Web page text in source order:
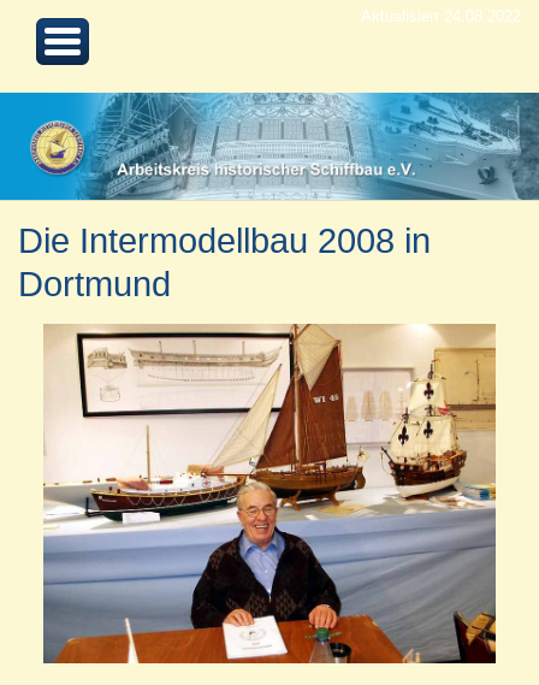
Aktualisiert 24.08.2022
Die Intermodellbau 2008 in
Dortmund